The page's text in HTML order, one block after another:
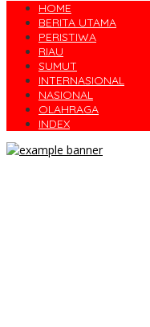
HOME
BERITA UTAMA
PERISTIWA
RIAU
SUMUT
INTERNASIONAL
NASIONAL
OLAHRAGA
INDEX